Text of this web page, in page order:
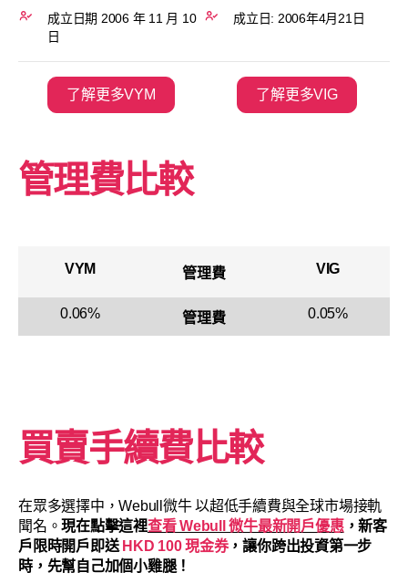
成立日期 2006 年 11 月 10
日
了解更多VYM
成立日: 2006年4月21日
了解更多VIG
管理費比較
VYM 管理費 VIG
0.06% 管理費 0.05%
買賣手續費比較
在眾多選擇中，Webull微牛 以超低手續費與全球市場接軌
聞名。現在點擊這裡查看 Webull 微牛最新開戶優惠，新客
戶限時開戶即送 HKD 100 現金券，讓你跨出投資第一步
時，先幫自己加個小雞腿！